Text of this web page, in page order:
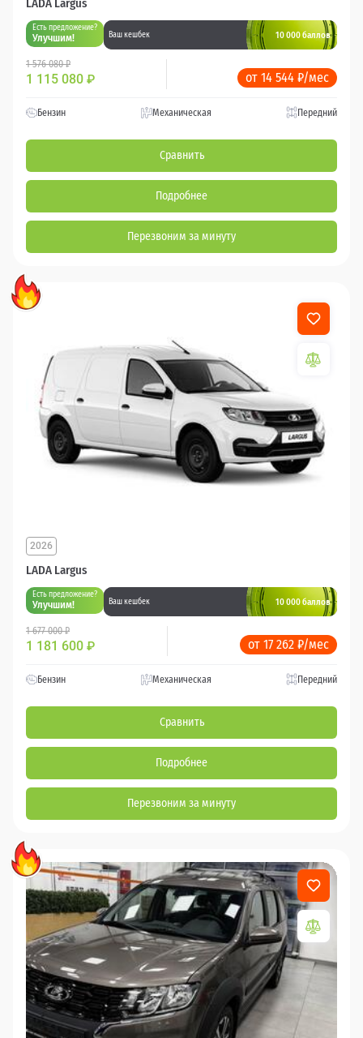
LADA Largus
Есть предложение?
Улучшим! Ваш кешбек 10 000 баллов
1 576 080 ₽
1 115 080 ₽ от 14 544 ₽/мес
Бензин Механическая Передний
Сравнить
Подробнее
Перезвоним за минуту
LADA Largus
2026
Есть предложение?
Улучшим! Ваш кешбек 10 000 баллов
1 677 000 ₽
1 181 600 ₽ от 17 262 ₽/мес
Бензин Механическая Передний
Сравнить
Подробнее
Перезвоним за минуту